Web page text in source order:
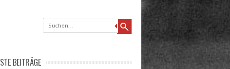
BEITRÄGE